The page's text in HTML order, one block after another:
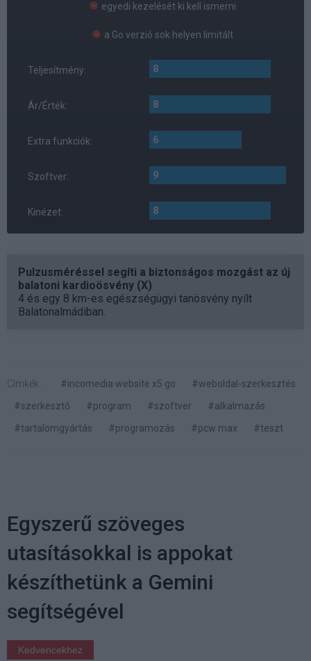
egyedi kezelését ki kell ismerni
a Go verzió sok helyen limitált
Teljesítmény: 8
Ár/Érték: 8
Extra funkciók: 6
Szoftver: 9
Kinézet: 8
Pulzusméréssel segíti a biztonságos mozgást az új
balatoni kardioösvény (X)
4 és egy 8 km-es egészségügyi tanösvény nyílt
Balatonalmádiban.
Címkék: #incomedia website x5 go
#weboldal-szerkesztés
#szerkesztő
#program #szoftver
#alkalmazás
#tartalomgyártás
#programozás #pcw max #teszt
Egyszerű szöveges
utasításokkal is appokat
készíthetünk a Gemini
segítségével
Kedvencekhez